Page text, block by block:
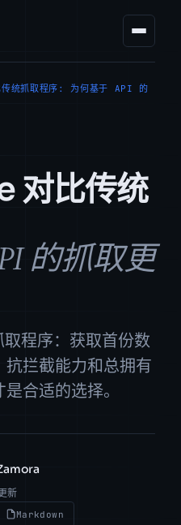
传统抓取程序: 为何基于 API 的
对比传统
的抓取更
程序：获取首份数
拦截能力和总拥有
合适的选择。
新
Markdown